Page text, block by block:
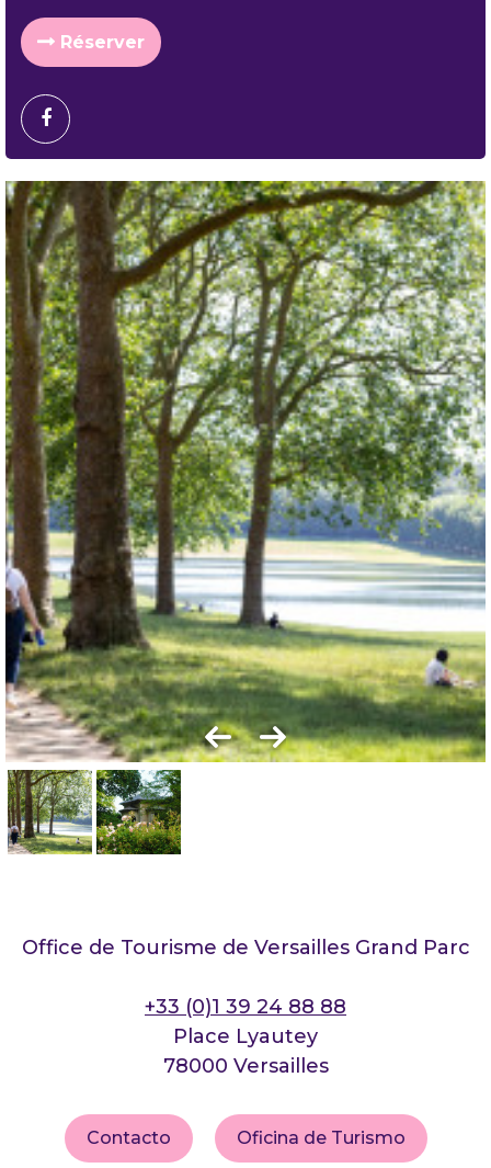
Réserver
Office de Tourisme de Versailles Grand Parc
+33 (0)1 39 24 88 88
Place Lyautey
78000 Versailles
Contacto Oficina de Turismo